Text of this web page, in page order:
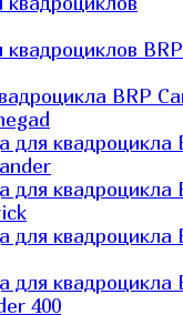
BRP
BRP
для квадроцикла
для квадроцикла
для квадроцикла
для квадроцикла
400